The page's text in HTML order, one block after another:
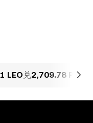
1 LEO 兑2,709.78 PKR